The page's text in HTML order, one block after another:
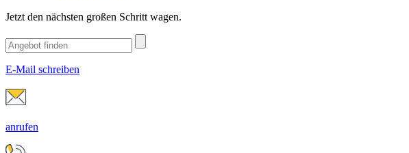
Jetzt den nächsten großen Schritt wagen.
E-Mail schreiben
anrufen